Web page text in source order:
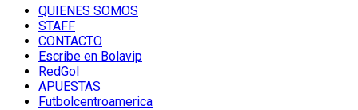
QUIENES SOMOS
STAFF
CONTACTO
Escribe en Bolavip
RedGol
APUESTAS
Futbolcentroamerica